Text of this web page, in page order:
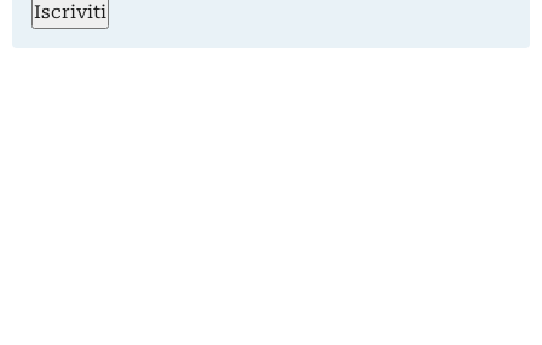
Iscriviti